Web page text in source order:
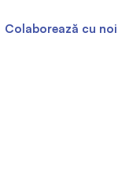
Colaborează cu noi